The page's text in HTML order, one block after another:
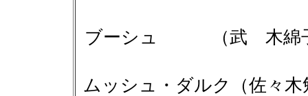
ブーシュ （武 木
ムッシュ・ダルク